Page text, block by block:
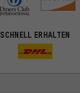
SCHNELL ERHALTEN